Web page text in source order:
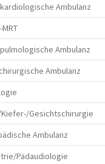
Ambulanz
Ambulanz
Ambulanz
Gesichtschirurgie
Ambulanz
Pädaudiologie